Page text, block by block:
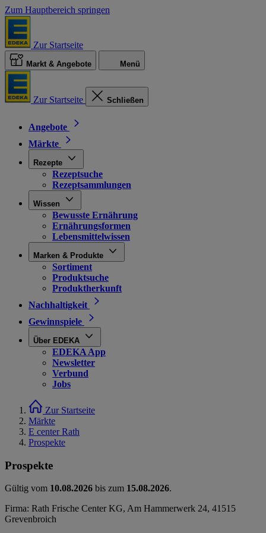
Zum Hauptbereich springen
Zur Startseite
Markt & Angebote Menü
Zur Startseite Schließen
Angebote
Märkte
Rezepte
Rezeptsuche
Rezeptsammlungen
Wissen
Bewusste Ernährung
Ernährungsformen
Lebensmittelwissen
Marken & Produkte
Sortiment
Produktsuche
Produktherkunft
Nachhaltigkeit
Gewinnspiele
Über EDEKA
EDEKA App
Newsletter
Verbund
Jobs
Zur Startseite
Märkte
E center Rath
Prospekte
Prospekte
Gültig vom 10.08.2026 bis zum 15.08.2026.
Firma: Rath Frische Center KG, Am Hammerwerk 24, 41515
Grevenbroich